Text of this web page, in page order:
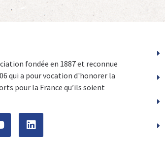
fondée en 1887 et reconnue
qui a pour vocation d'honorer la
pour la France qu’ils soient